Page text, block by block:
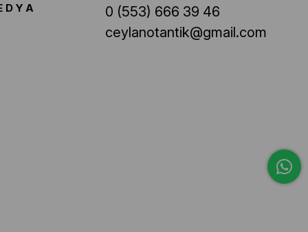
0 (553) 666 39 46
ceylanotantik@gmail.com